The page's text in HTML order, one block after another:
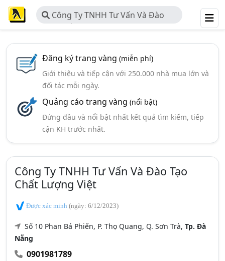
Công Ty TNHH Tư Vấn Và Đào
Tạo Chất Lượng Việt
Đăng ký trang vàng (miễn phí)
Giới thiệu và tiếp cận với 250.000 nhà mua lớn và
đối tác mỗi ngày.
Quảng cáo trang vàng (nổi bật)
Đứng đầu và nổi bật nhất kết quả tìm kiếm, tiếp
cận KH trước nhất.
Công Ty TNHH Tư Vấn Và Đào Tạo
Chất Lượng Việt
Được xác minh (ngày: 6/12/2023)
Số 10 Phan Bá Phiến, P. Thọ Quang, Q. Sơn Trà, Tp. Đà
Nẵng
0901981789